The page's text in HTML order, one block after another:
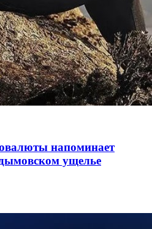
напоминает
ущелье